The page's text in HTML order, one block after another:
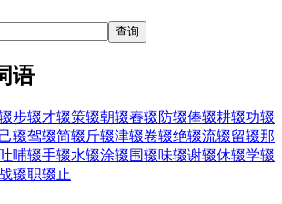
语
步辍才辍策辍朝辍舂辍防辍俸辍耕辍功辍
辍驾辍简辍斤辍津辍卷辍绝辍流辍留辍那
哺辍手辍水辍涂辍围辍味辍谢辍休辍学辍
辍职辍止